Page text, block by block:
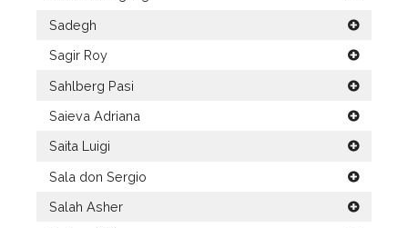
Sadegh
Sagir Roy
Sahlberg Pasi
Saieva Adriana
Saita Luigi
Sala don Sergio
Salah Asher